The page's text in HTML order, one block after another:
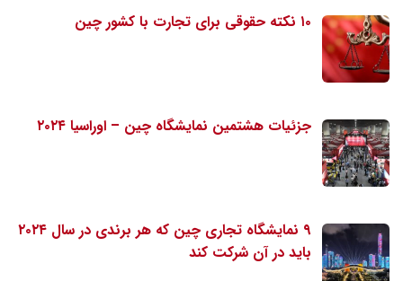
۱۰ نکته حقوقی برای تجارت با کشور چین
جزئیات هشتمین نمایشگاه چین – اوراسیا ۲۰۲۴
۹ نمایشگاه تجاری چین که هر برندی در سال ۲۰۲۴
باید در آن شرکت کند